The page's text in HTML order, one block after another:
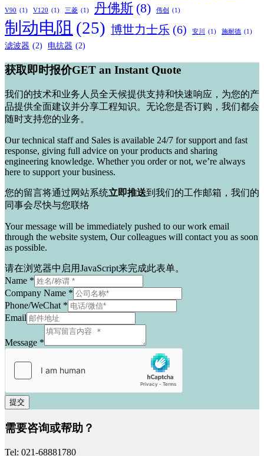
V90 (1) V120 (1) 三菱 (1) 丹佛斯 (8) 伟创 (1)
制动电阻 (25) 博世力士乐 (6) 安川 (1) 施耐德 (1)
滤波器 (2) 电抗器 (2)
获取即时报价GET an Instant Quote
我们的技术和业务人员全天候提供支持和快速响应，为您的产
品提供全面建议并分享工程知识。无论您是否订购，我们都会
随时支持您的业务。
Our technical staff and Sales is available 24/7 for support and fast
response, giving full advice on your products and sharing
engineering knowledge. Whether you order or not, we’re always
here to support your business.
您的留言将通过网站系统立即推送到我们的工作邮箱，我们的
同事会尽快与您联络
Your message will be immediately pushed to our work email
through the website system, Our colleagues will contact you as soon
as possible.
请在浏览器中启用JavaScript来完成此表单。
Name *
Company Name *
Phone/WeChat *
Email
Message *
提交
需要咨询或帮助？
Tel: 021-68881780